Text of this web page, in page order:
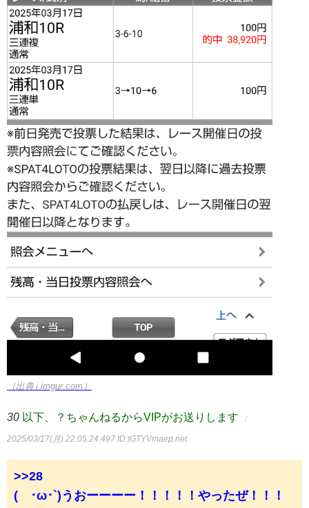
（出典 i.imgur.com）
30 以下、？ちゃんねるからVIPがお送りします ：
2025/03/17(月) 22:05:24.497 ID:tGTYVmaep.net
>>28
(´･ω･`)うおーーーー！！！！！やったぜ！！！